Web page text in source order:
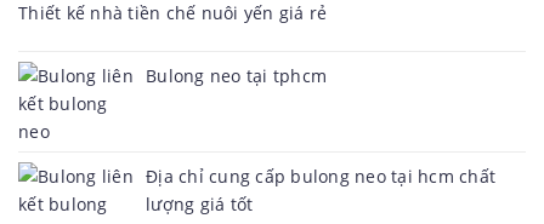
Thiết kế nhà tiền chế nuôi yến giá rẻ
Bulong neo tại tphcm
Địa chỉ cung cấp bulong neo tại hcm chất
lượng giá tốt